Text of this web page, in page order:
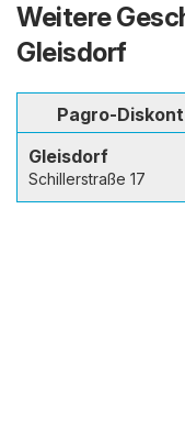
Weitere
Gleisdorf
Pagro-Diskont
Gleisdorf
Schillerstraße 17